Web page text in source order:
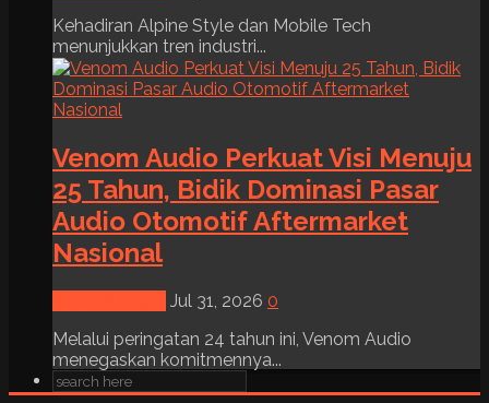
Kehadiran Alpine Style dan Mobile Tech
menunjukkan tren industri...
Venom Audio Perkuat Visi Menuju
25 Tahun, Bidik Dominasi Pasar
Audio Otomotif Aftermarket
Nasional
Jul 31, 2026 0
Melalui peringatan 24 tahun ini, Venom Audio
menegaskan komitmennya...